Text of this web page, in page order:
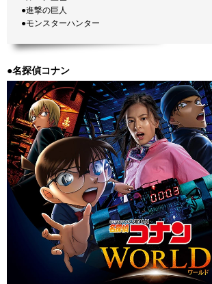
●進撃の巨人
●モンスターハンター
●名探偵コナン